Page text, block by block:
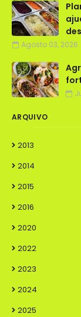
Agosto 03, 2026
ARQUIVO
2013
2014
2015
2016
2020
2022
2023
2024
2025